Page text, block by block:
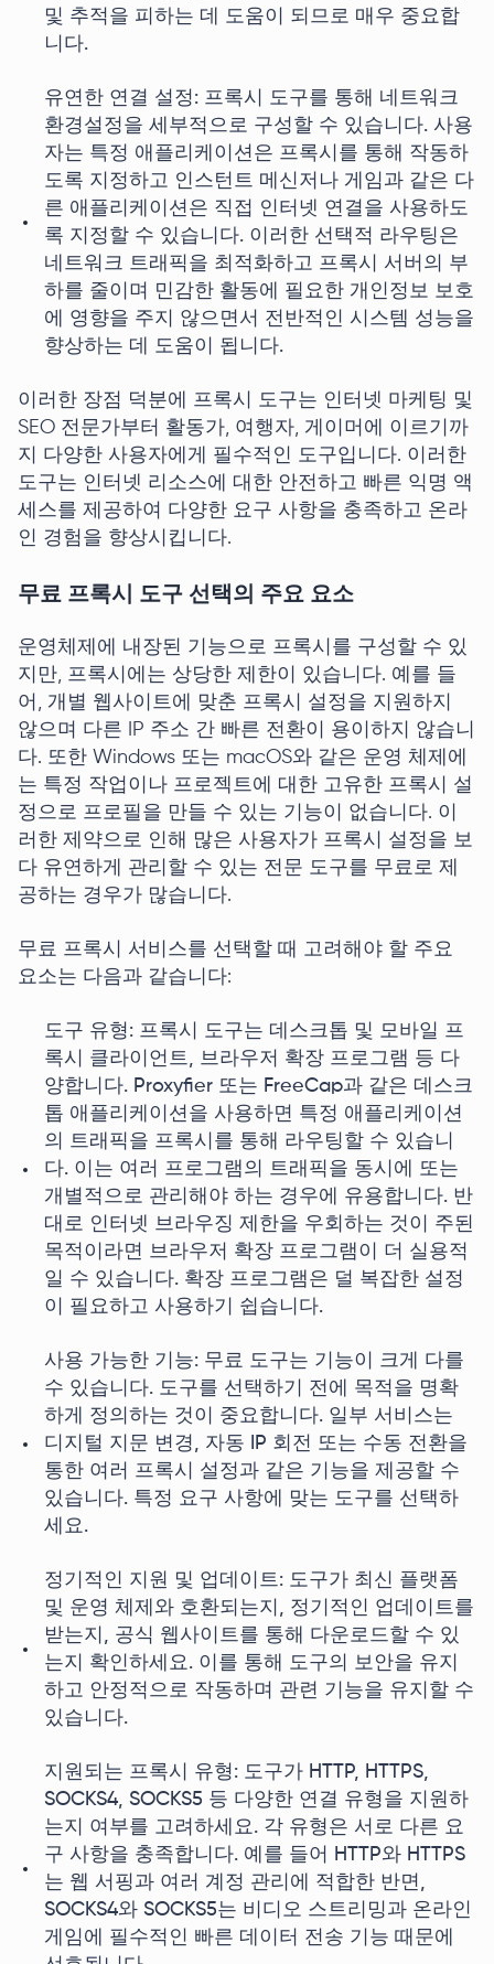
및 추적을 피하는 데 도움이 되므로 매우 중요합
니다.
유연한 연결 설정: 프록시 도구를 통해 네트워크
환경설정을 세부적으로 구성할 수 있습니다. 사용
자는 특정 애플리케이션은 프록시를 통해 작동하
도록 지정하고 인스턴트 메신저나 게임과 같은 다
른 애플리케이션은 직접 인터넷 연결을 사용하도
록 지정할 수 있습니다. 이러한 선택적 라우팅은
네트워크 트래픽을 최적화하고 프록시 서버의 부
하를 줄이며 민감한 활동에 필요한 개인정보 보호
에 영향을 주지 않으면서 전반적인 시스템 성능을
향상하는 데 도움이 됩니다.
이러한 장점 덕분에 프록시 도구는 인터넷 마케팅 및
SEO 전문가부터 활동가, 여행자, 게이머에 이르기까
지 다양한 사용자에게 필수적인 도구입니다. 이러한
도구는 인터넷 리소스에 대한 안전하고 빠른 익명 액
세스를 제공하여 다양한 요구 사항을 충족하고 온라
인 경험을 향상시킵니다.
무료 프록시 도구 선택의 주요 요소
운영체제에 내장된 기능으로 프록시를 구성할 수 있
지만, 프록시에는 상당한 제한이 있습니다. 예를 들
어, 개별 웹사이트에 맞춘 프록시 설정을 지원하지
않으며 다른 IP 주소 간 빠른 전환이 용이하지 않습니
다. 또한 Windows 또는 macOS와 같은 운영 체제에
는 특정 작업이나 프로젝트에 대한 고유한 프록시 설
정으로 프로필을 만들 수 있는 기능이 없습니다. 이
러한 제약으로 인해 많은 사용자가 프록시 설정을 보
다 유연하게 관리할 수 있는 전문 도구를 무료로 제
공하는 경우가 많습니다.
무료 프록시 서비스를 선택할 때 고려해야 할 주요
요소는 다음과 같습니다:
도구 유형: 프록시 도구는 데스크톱 및 모바일 프
록시 클라이언트, 브라우저 확장 프로그램 등 다
양합니다. Proxyfier 또는 FreeCap과 같은 데스크
톱 애플리케이션을 사용하면 특정 애플리케이션
의 트래픽을 프록시를 통해 라우팅할 수 있습니
다. 이는 여러 프로그램의 트래픽을 동시에 또는
개별적으로 관리해야 하는 경우에 유용합니다. 반
대로 인터넷 브라우징 제한을 우회하는 것이 주된
목적이라면 브라우저 확장 프로그램이 더 실용적
일 수 있습니다. 확장 프로그램은 덜 복잡한 설정
이 필요하고 사용하기 쉽습니다.
사용 가능한 기능: 무료 도구는 기능이 크게 다를
수 있습니다. 도구를 선택하기 전에 목적을 명확
하게 정의하는 것이 중요합니다. 일부 서비스는
디지털 지문 변경, 자동 IP 회전 또는 수동 전환을
통한 여러 프록시 설정과 같은 기능을 제공할 수
있습니다. 특정 요구 사항에 맞는 도구를 선택하
세요.
정기적인 지원 및 업데이트: 도구가 최신 플랫폼
및 운영 체제와 호환되는지, 정기적인 업데이트를
받는지, 공식 웹사이트를 통해 다운로드할 수 있
는지 확인하세요. 이를 통해 도구의 보안을 유지
하고 안정적으로 작동하며 관련 기능을 유지할 수
있습니다.
지원되는 프록시 유형: 도구가 HTTP, HTTPS,
SOCKS4, SOCKS5 등 다양한 연결 유형을 지원하
는지 여부를 고려하세요. 각 유형은 서로 다른 요
구 사항을 충족합니다. 예를 들어 HTTP와 HTTPS
는 웹 서핑과 여러 계정 관리에 적합한 반면,
SOCKS4와 SOCKS5는 비디오 스트리밍과 온라인
게임에 필수적인 빠른 데이터 전송 기능 때문에